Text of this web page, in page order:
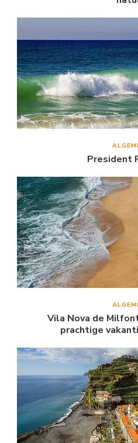
President
Vila Nova de
prachtige